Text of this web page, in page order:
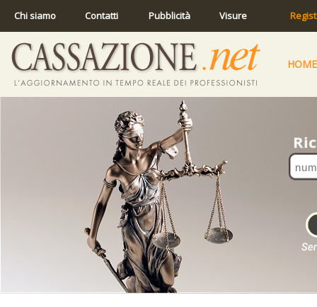
Chi siamo Contatti Pubblicità Visure
HOME